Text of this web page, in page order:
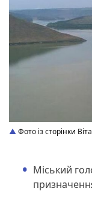
Фото із сторінки
Міський